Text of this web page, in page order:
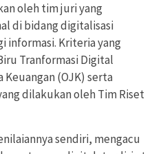
oleh tim juri yang
di bidang digitalisasi
informasi. Kriteria yang
Tranformasi Digital
Keuangan (OJK) serta
dilakukan oleh Tim Riset
sendiri, mengacu